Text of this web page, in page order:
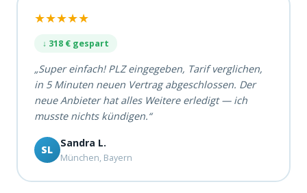
★★★★★
↓ 318 € gespart
„Super einfach! PLZ eingegeben, Tarif verglichen,
in 5 Minuten neuen Vertrag abgeschlossen. Der
neue Anbieter hat alles Weitere erledigt — ich
musste nichts kündigen.“
SL
Sandra L.
München, Bayern